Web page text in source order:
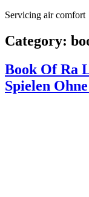
Servicing air comfort
Category:
Book Of Ra
Spielen